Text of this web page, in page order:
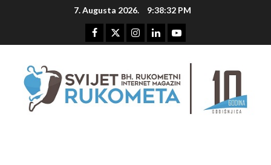
7. Augusta 2026. 9:38:33 PM